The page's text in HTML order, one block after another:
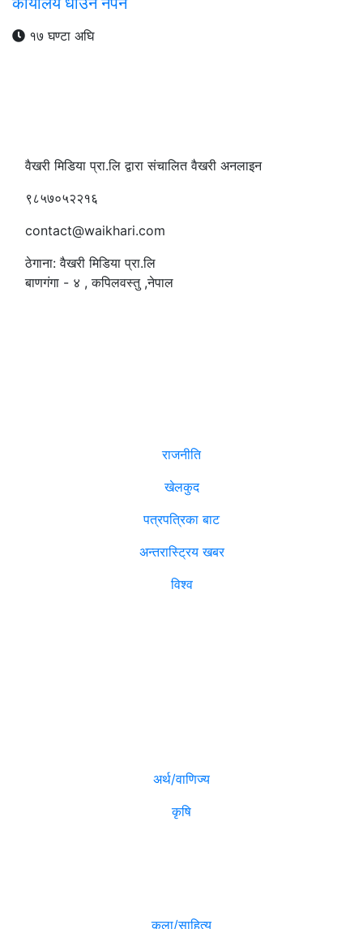
१७ घण्टा अघि
वैखरी मिडिया प्रा.लि द्वारा संचालित वैखरी अनलाइन
९८५७०५२२१६
contact@waikhari.com
ठेगाना: वैखरी मिडिया प्रा.लि
बाणगंगा - ४ , कपिलवस्तु ,नेपाल
राजनीति
खेलकुद
पत्रपत्रिका बाट
अन्तरास्ट्रिय खबर
विश्व
अर्थ/वाणिज्य
कृषि
कला/साहित्य